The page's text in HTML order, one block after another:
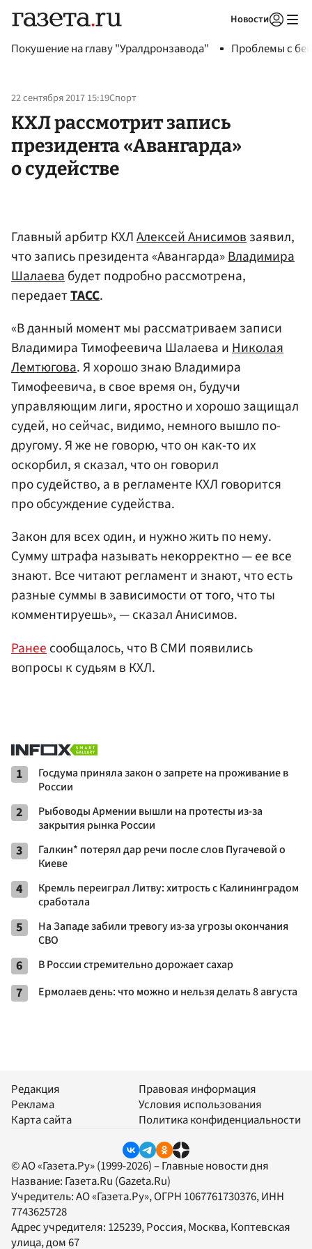
Новости
Покушение на главу "Уралдронзавода" Проблемы с
22 сентября 2017 15:19Спорт
КХЛ рассмотрит запись
президента «Авангарда»
о судействе
Главный арбитр КХЛАлексей Анисимовзаявил,
что запись президента «Авангарда»Владимира
Шалаевабудет подробно рассмотрена,
передаетТАСС.
«В данный момент мы рассматриваем записи
Владимира Тимофеевича Шалаева иНиколая
Лемтюгова. Я хорошо знаю Владимира
Тимофеевича, в свое время он, будучи
управляющим лиги, яростно и хорошо защищал
судей, но сейчас, видимо, немного вышло по-
другому. Я же не говорю, что он как-то их
оскорбил, я сказал, что он говорил
про судейство, а в регламенте КХЛ говорится
про обсуждение судейства.
Закон для всех один, и нужно жить по нему.
Сумму штрафа называть некорректно — ее все
знают. Все читают регламент и знают, что есть
разные суммы в зависимости от того, что ты
комментируешь», — сказал Анисимов.
Ранее сообщалось, что В СМИ появились
вопросы к судьям в КХЛ.
1
Госдума приняла закон о запрете на проживание в
России
2
Рыбоводы Армении вышли на протесты из-за
закрытия рынка России
3
Галкин* потерял дар речи после слов Пугачевой о
Киеве
4
Кремль переиграл Литву: хитрость с Калининградом
сработала
5
На Западе забили тревогу из-за угрозы окончания
СВО
6 В России стремительно дорожает сахар
7 Ермолаев день: что можно и нельзя делать 8 августа
Редакция
Реклама
Карта сайта
Правовая информация
Условия использования
Политика конфиденциальности
© АО «Газета.Ру» (1999-2026) – Главные новости дня
Название: Газета.Ru (Gazeta.Ru)
Учредитель:АО «Газета.Ру», ОГРН 1067761730376, ИНН
7743625728
Адрес учредителя: 125239, Россия, Москва, Коптевская
улица, дом 67